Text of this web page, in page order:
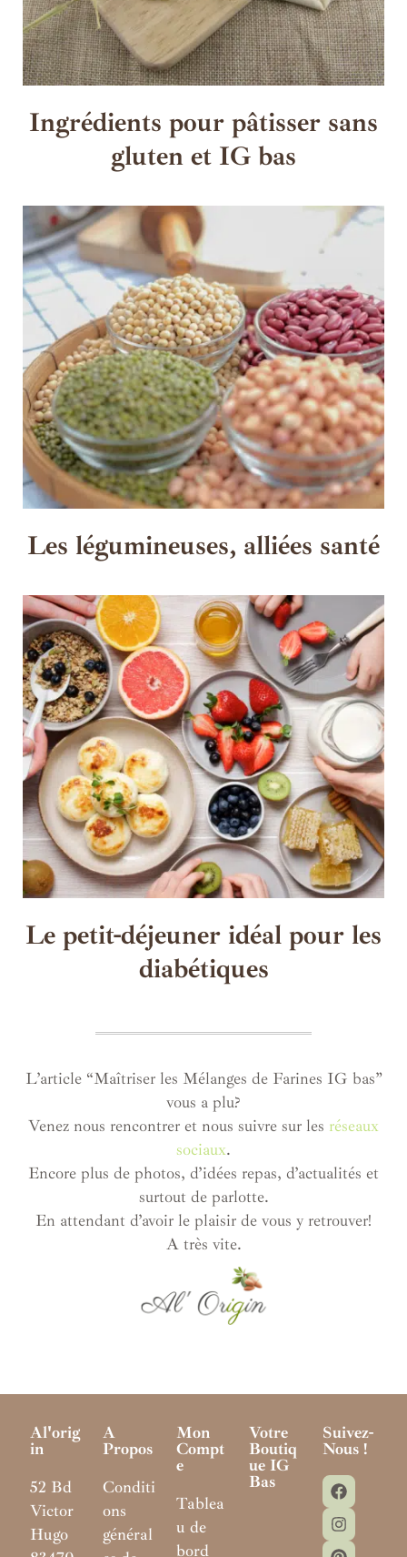
Ingrédients pour pâtisser sans
gluten et IG bas
Les légumineuses, alliées santé
Le petit-déjeuner idéal pour les
diabétiques
L’article “Maîtriser les Mélanges de Farines IG bas”
vous a plu?
Venez nous rencontrer et nous suivre sur les réseaux
sociaux.
Encore plus de photos, d’idées repas, d’actualités et
surtout de parlotte.
En attendant d’avoir le plaisir de vous y retrouver!
A très vite.
Al'orig
In
52 Bd
Victor
Hugo
A
Propos
Conditi
ons
général
Mon
Compt
E
Tablea
u de
bord
Votre
Boutiq
Ue IG
Bas
Suivez-
Nous !